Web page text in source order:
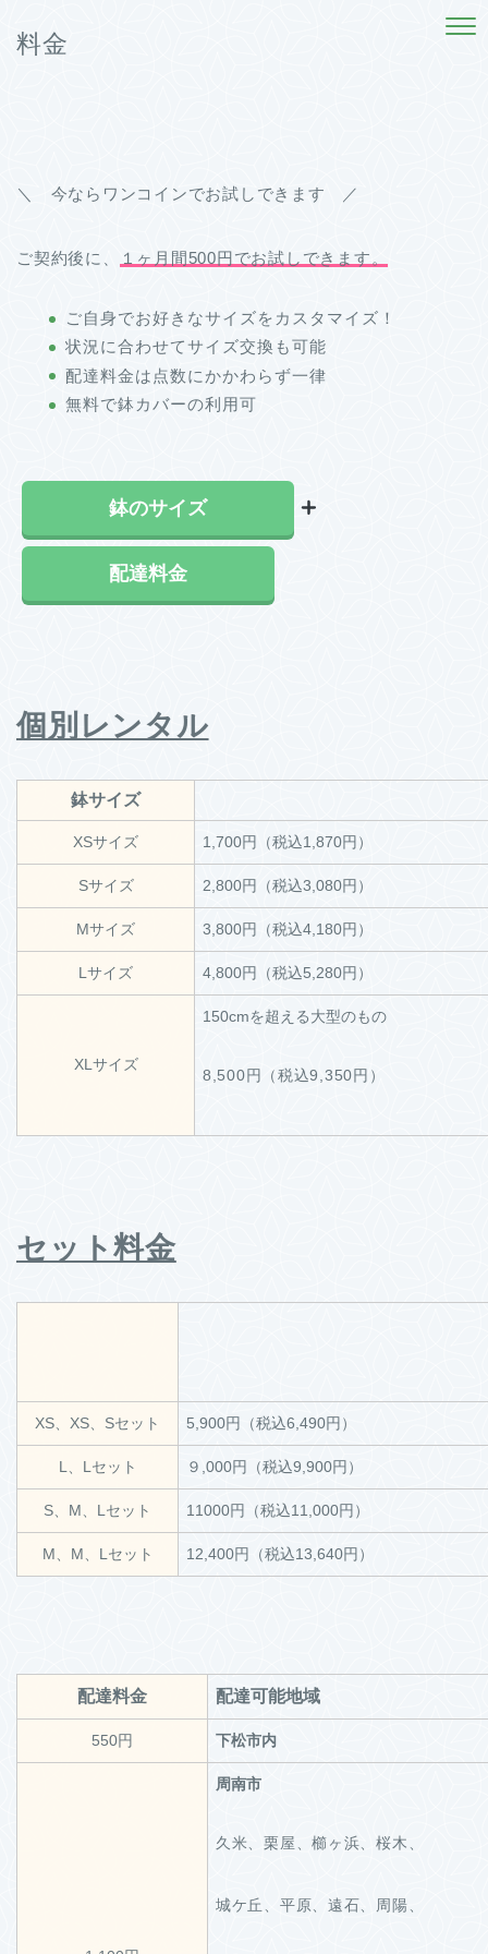
料金
＼ 今ならワンコインでお試しできます ／
ご契約後に、 １ヶ月間500円でお試しできます。
ご自身でお好きなサイズをカスタマイズ！
状況に合わせてサイズ交換も可能
配達料金は点数にかかわらず一律
無料で鉢カバーの利用可
鉢のサイズ
配達料金
個別レンタル
鉢サイズ
XSサイズ 1,700円（税込1,870円）
Sサイズ 2,800円（税込3,080円）
Mサイズ 3,800円（税込4,180円）
Lサイズ 4,800円（税込5,280円）
XLサイズ
150cmを超える大型のもの
8,500円（税込9,350円）
セット料金
XS、XS、Sセット 5,900円（税込6,490円）
L、Lセット ９,000円（税込9,900円）
S、M、Lセット 11000円（税込11,000円）
M、M、Lセット 12,400円（税込13,640円）
配達料金 配達可能地域
550円 下松市内
周南市
久米、栗屋、櫛ヶ浜、桜木、
城ケ丘、平原、遠石、周陽、